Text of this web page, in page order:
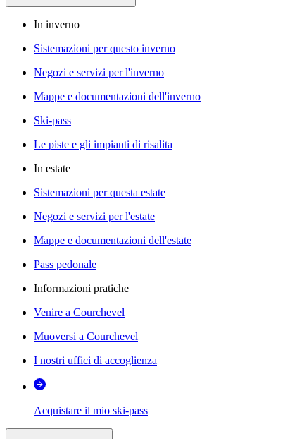
In inverno
Sistemazioni per questo inverno
Negozi e servizi per l'inverno
Mappe e documentazioni dell'inverno
Ski-pass
Le piste e gli impianti di risalita
In estate
Sistemazioni per questa estate
Negozi e servizi per l'estate
Mappe e documentazioni dell'estate
Pass pedonale
Informazioni pratiche
Venire a Courchevel
Muoversi a Courchevel
I nostri uffici di accoglienza
Acquistare il mio ski-pass